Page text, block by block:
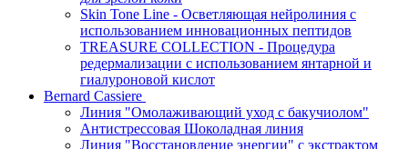
Skin Tone Line - Осветляющая нейролиния с
использованием инновационных пептидов
TREASURE COLLECTION - Процедура
редермализации с использованием янтарной и
гиалуроновой кислот
Bernard Cassiere
Линия "Омолаживающий уход с бакучиолом"
Антистрессовая Шоколадная линия
Линия "Восстановление энергии" с экстрактом